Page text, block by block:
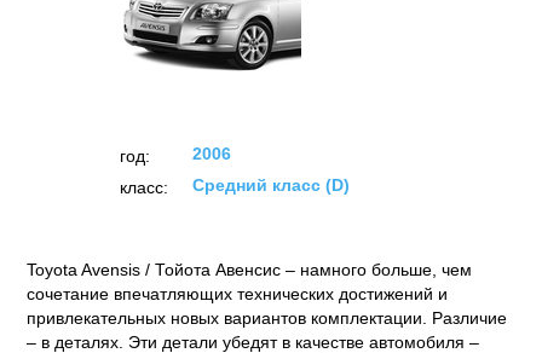
год:
2006
класс:
Средний класс (D)
Toyota Avensis / Тойота Авенсис – намного больше, чем
сочетание впечатляющих технических достижений и
привлекательных новых вариантов комплектации. Различие
– в деталях. Эти детали убедят в качестве автомобиля –